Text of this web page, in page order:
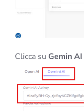
Clicca su Gemin AI